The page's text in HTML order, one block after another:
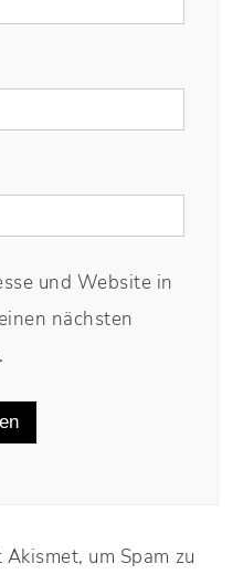
und Website in
nächsten
um Spam zu